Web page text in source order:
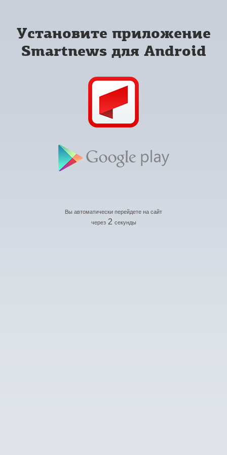
Установите приложение
Smartnews для Android
Вы автоматически перейдете на сайт
через 2 секунды